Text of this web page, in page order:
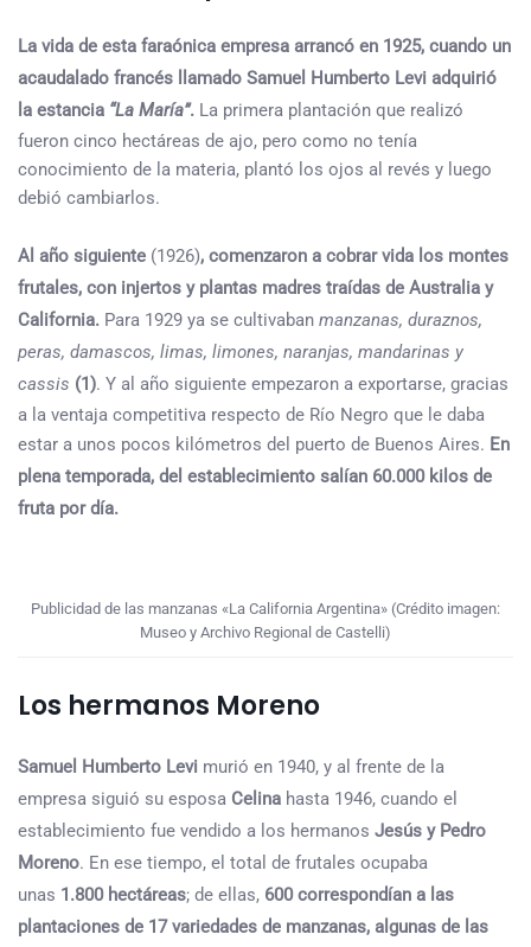
La vida de esta faraónica empresa arrancó en 1925, cuando un
acaudalado francés llamado Samuel Humberto Levi adquirió
la estancia “La María”. La primera plantación que realizó
fueron cinco hectáreas de ajo, pero como no tenía
conocimiento de la materia, plantó los ojos al revés y luego
debió cambiarlos.
Al año siguiente (1926), comenzaron a cobrar vida los montes
frutales, con injertos y plantas madres traídas de Australia y
California. Para 1929 ya se cultivaban manzanas, duraznos,
peras, damascos, limas, limones, naranjas, mandarinas y
cassis (1). Y al año siguiente empezaron a exportarse, gracias
a la ventaja competitiva respecto de Río Negro que le daba
estar a unos pocos kilómetros del puerto de Buenos Aires. En
plena temporada, del establecimiento salían 60.000 kilos de
fruta por día.
Publicidad de las manzanas «La California Argentina» (Crédito imagen:
Museo y Archivo Regional de Castelli)
Los hermanos Moreno
Samuel Humberto Levi murió en 1940, y al frente de la
empresa siguió su esposa Celina hasta 1946, cuando el
establecimiento fue vendido a los hermanos Jesús y Pedro
Moreno. En ese tiempo, el total de frutales ocupaba
unas 1.800 hectáreas; de ellas, 600 correspondían a las
plantaciones de 17 variedades de manzanas, algunas de las